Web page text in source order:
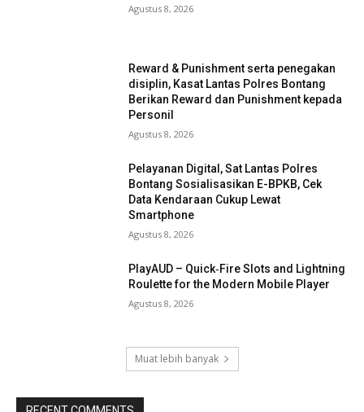
Agustus 8, 2026
Reward & Punishment serta penegakan
disiplin, Kasat Lantas Polres Bontang
Berikan Reward dan Punishment kepada
Personil
Agustus 8, 2026
Pelayanan Digital, Sat Lantas Polres
Bontang Sosialisasikan E-BPKB, Cek
Data Kendaraan Cukup Lewat
Smartphone
Agustus 8, 2026
PlayAUD – Quick‑Fire Slots and Lightning
Roulette for the Modern Mobile Player
Agustus 8, 2026
Muat lebih banyak